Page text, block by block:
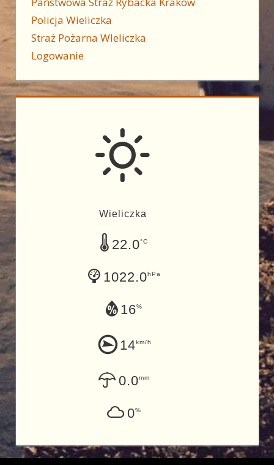
Policja Wieliczka
Straż Pożarna WIeliczka
Logowanie
Wieliczka
22.0°C
1022.0hPa
16%
14km/h
0.0mm
0%